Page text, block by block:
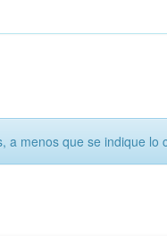
a menos que se indique lo